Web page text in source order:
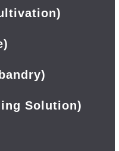
Solution)